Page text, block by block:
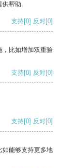
帮助。
支持[0] 反对[0]
，比如增加双重验
支持[0] 反对[0]
支持[0] 反对[0]
如能够支持更多地